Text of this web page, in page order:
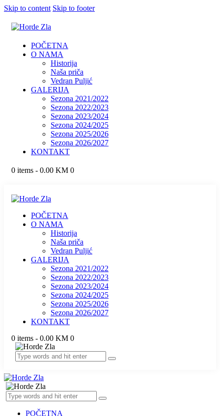
Skip to content Skip to footer
POČETNA
O NAMA
Historija
Naša priča
Vedran Puljić
GALERIJA
Sezona 2021/2022
Sezona 2022/2023
Sezona 2023/2024
Sezona 2024/2025
Sezona 2025/2026
Sezona 2026/2027
KONTAKT
0 items - 0.00 KM 0
POČETNA
O NAMA
Historija
Naša priča
Vedran Puljić
GALERIJA
Sezona 2021/2022
Sezona 2022/2023
Sezona 2023/2024
Sezona 2024/2025
Sezona 2025/2026
Sezona 2026/2027
KONTAKT
0 items - 0.00 KM 0
POČETNA